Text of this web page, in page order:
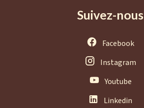
Suivez-nous
Facebook
Instagram
Youtube
Linkedin